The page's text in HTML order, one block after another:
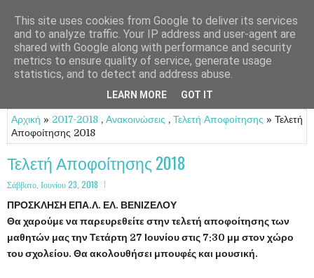
Αρχική » 2017-2018 , Ανακοινώσεις , Τελετή Αποφοίτησης » Τελετή
Αποφοίτησης 2018
Τελετή Αποφοίτησης 2018
Σάββατο, Ιουνίου 23, 2018
ΠΡΟΣΚΛΗΣΗ ΕΠΑ.Λ. ΕΛ. ΒΕΝΙΖΕΛΟΥ
Θα χαρούμε να παρευρεθείτε στην τελετή αποφοίτησης των
μαθητών μας την Τετάρτη 27 Ιουνίου στις 7:30 μμ στον χώρο
του σχολείου. Θα ακολουθήσει μπουφές και μουσική.
This site uses cookies from Google to deliver its services
and to analyze traffic. Your IP address and user-agent are
shared with Google along with performance and security
metrics to ensure quality of service, generate usage
statistics, and to detect and address abuse.
LEARN MORE GOT IT